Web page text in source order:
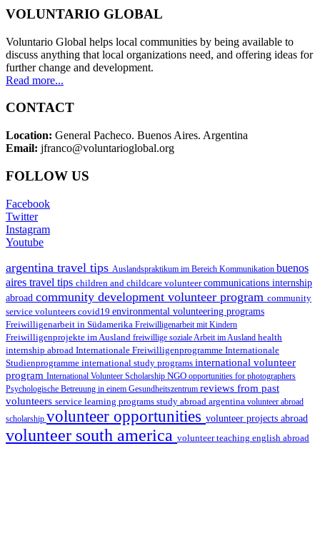
VOLUNTARIO GLOBAL
Voluntario Global helps local communities by being available to
discuss anything that local organizations need, and offering ideas for
further change and development.
Read more...
CONTACT
Location: General Pacheco. Buenos Aires. Argentina
Email: jfranco@voluntarioglobal.org
FOLLOW US
Facebook
Twitter
Instagram
Youtube
argentina travel tips Auslandspraktikum im Bereich Kommunikation buenos
aires travel tips children and childcare volunteercommunications internship
abroad community development volunteer program community
service volunteers covid19 environmental volunteering programs
Freiwilligenarbeit in Südamerika Freiwilligenarbeit mit Kindern
Freiwilligenprojekte im Ausland freiwillige soziale Arbeit im Ausland health
internship abroad Internationale Freiwilligenprogramme Internationale
Studienprogramme international study programs international volunteer
program International Volunteer Scholarship NGO opportunities for photographers
Psychologische Betreuung in einem Gesundheitszentrum reviews from past
volunteers service learning programs study abroad argentina volunteer abroad
scholarship volunteer opportunities volunteer projects abroad
volunteer south america volunteer teaching english abroad